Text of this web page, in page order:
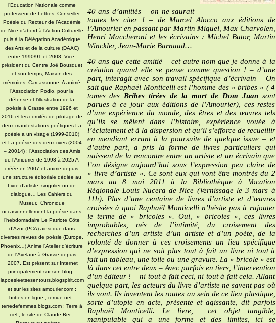
l’Education Nationale comme
professeur de Lettres. Conseiller
Poésie du Recteur de l’Académie
de Nice d’abord à l’Action Culturelle
puis à la Délégation Académique
des Arts et de la culture (DAAC)
entre 1990/91 et 2008. Vice-
président du Centre Joë Bousquet
et son temps, Maison des
mémoires, Carcassonne. A animé
l’Association Podio, pour la
défense et l’illustration de la
poésie à Grasse entre 1996 et
2016 et les comités de pilotage de
deux manifestations poétiques La
poésie a un visage (1999-2010)
et La poésie des deux rives (2004
– 20014) ; l’Association des Amis
de l’Amourier de 1998 à 2025 A
créée en 2007 et anime depuis
une structure éditoriale dédiée au
Livre d’artiste, singulier ou de
dialogue… Les Cahiers du
Museur. Chronique
occasionnellement la poésie dans
l’hebdomadaire Le Patriote Côte
d’Azur (PCA) ainsi que dans
diverses revues de poésie (Europe,
Phoenix…) Anime l'Atelier d'écriture
de l'Avelane à Grasse depuis
2007. Est présent sur Internet
principalement sur son blog :
lapoesieetsesentours.blogspirit.com
et sur les sites amourier.com ;
bribes-en-ligne ; remue.net ;
terredefemmes.blogs.com ; Terre à
ciel ; le site de Claude Ber ;
40 ans d’amitiés – on ne saurait
toutes les citer ! – de Marcel Alocco aux éditions de
l’Amourier en passant par Martin Miguel, Max Charvolen,
Henri Maccheroni et les écrivains : Michel Butor, Martin
Winckler, Jean-Marie Barnaud…
40 ans que cette amitié – cet autre nom que je donne à la
création quand elle se pense comme question ! – d’une
part, interagit avec son travail spécifique d’écrivain – On
sait que Raphaël Monticelli est l’homme des « bribes » ( 4
tomes des Bribes tirées de la mort de Dom Juansont
parues à ce jour aux éditions de l’Amourier), ces restes
d’une expérience du monde, des êtres et des œuvres tels
qu’ils se mêlent dans l’histoire, expérience vouée à
l’éclatement et à la dispersion et qu’il s’efforce de recueillir
en mendiant errant à la poursuite de quelque issue – et
d’autre part, a pris la forme de livres particuliers qui
naissent de la rencontre entre un artiste et un écrivain que
l’on désigne aujourd’hui sous l’expression peu claire de
« livre d’artiste ». Ce sont eux qui vont être montrés du 2
mars au 8 mai 2011 à la Bibliothèque à Vocation
Régionale Louis Nucera de Nice (Vernissage le 3 mars à
11h). Plus d’une centaine de livres d’artiste et d’œuvres
croisées à quoi Raphaël Monticelli n’hésite pas à rajouter
le terme de « bricoles ». Oui, « bricoles », ces livres
improbables, nés de l’intimité, du croisement des
recherches d’un artiste d’un artiste et d’un poète, de la
volonté de donner à ces croisements un lieu spécifique
d’expression qui ne soit plus tout à fait un livre ni tout à
fait un tableau, une toile ou une gravure. La « bricole » est
là dans cet entre deux – Avec parfois en tiers, l’intervention
d’un éditeur ! – ni tout à fait ceci, ni tout à fait cela. Allant
quelque part, les acteurs du livre d’artiste ne savent pas où
ils vont. Ils inventent les routes au sein de ce lieu plastique,
sorte d’utopie en acte, présente et agissante, dit parfois
Raphaël Monticelli. Le livre, cet objet tangible,
manipulable qui a une forme et des limites, ici se